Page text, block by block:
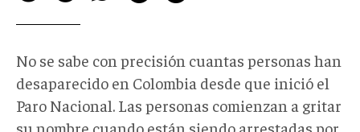
No se sabe con precisión cuantas personas han
desaparecido en Colombia desde que inició el
Paro Nacional. Las personas comienzan a gritar
su nombre cuando están siendo arrestadas por